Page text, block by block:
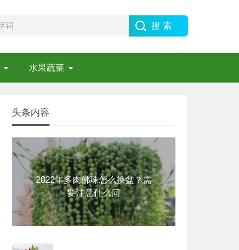
水果蔬菜
头条内容
2022年多肉佛珠怎么换盆？需
要注意什么问